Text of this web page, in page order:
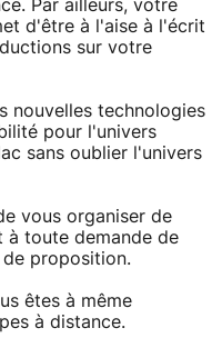
Par ailleurs, votre
d'être à l'aise à l'écrit
sur votre
nouvelles technologies
pour l'univers
sans oublier l'univers
vous organiser de
à toute demande de
proposition.
êtes à même
à distance.